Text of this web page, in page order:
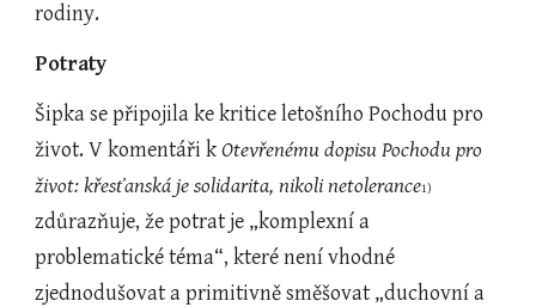
rodiny.
Potraty
Šipka se připojila ke kritice letošního Pochodu pro
život. V komentáři k Otevřenému dopisu Pochodu pro
život: křesťanská je solidarita, nikoli netolerance
zdůrazňuje, že potrat je „komplexní a
problematické téma“, které není vhodné
zjednodušovat a primitivně směšovat „duchovní a